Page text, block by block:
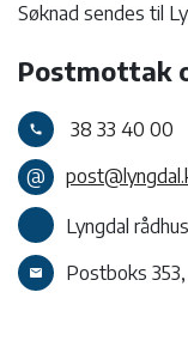
Søknad sendes til
Postmottak
call
38 33 40 00
@
Lyngdal rådhus
email Postboks